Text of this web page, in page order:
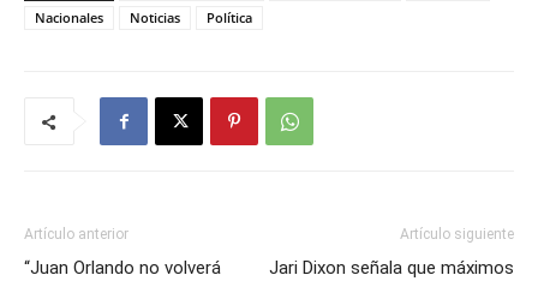
Nacionales
Noticias Política
Artículo anterior
“Juan Orlando no volverá
Artículo siguiente
Jari Dixon señala que máximos